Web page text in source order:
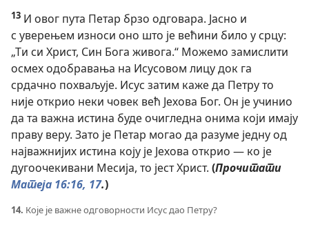
13 И овог пута Петар брзо одговара. Јасно и
с уверењем износи оно што је већини било у срцу:
„Ти си Христ, Син Бога живога.“ Можемо замислити
осмех одобравања на Исусовом лицу док га
срдачно похваљује. Исус затим каже да Петру то
није открио неки човек већ Јехова Бог. Он је учинио
да та важна истина буде очигледна онима који имају
праву веру. Зато је Петар могао да разуме једну од
најважнијих истина коју је Јехова открио — ко је
дугоочекивани Месија, то јест Христ. (Прочитати
Матеја 16:16, 17.)
14. Које је важне одговорности Исус дао Петру?